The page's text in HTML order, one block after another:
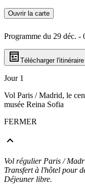
Ouvrir la carte
Programme du 29 déc. -
Télécharger
Jour 1
Vol Paris / Madrid, le
musée Reina Sofia
FERMER
Vol régulier Paris /
Transfert à l'hôtel pour
Déjeuner libre.